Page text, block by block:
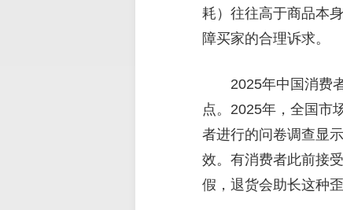
耗）往往高于商品本
障买家的合理诉求。
2025年中国消费
点。2025年，全国市
者进行的问卷调查显
效。有消费者此前接
假，退货会助长这种歪